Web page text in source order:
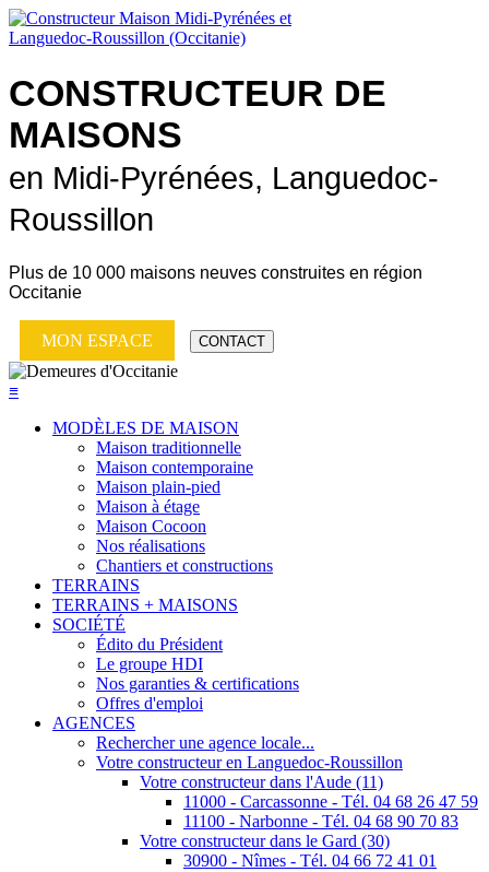
CONSTRUCTEUR DE
MAISONS
en Midi-Pyrénées, Languedoc-
Roussillon
Plus de 10 000 maisons neuves construites en région
Occitanie
MON ESPACE CONTACT
≡
MODÈLES DE MAISON
Maison traditionnelle
Maison contemporaine
Maison plain-pied
Maison à étage
Maison Cocoon
Nos réalisations
Chantiers et constructions
TERRAINS
TERRAINS + MAISONS
SOCIÉTÉ
Édito du Président
Le groupe HDI
Nos garanties & certifications
Offres d'emploi
AGENCES
Rechercher une agence locale...
Votre constructeur en Languedoc-Roussillon
Votre constructeur dans l'Aude (11)
11000 - Carcassonne - Tél. 04 68 26 47 59
11100 - Narbonne - Tél. 04 68 90 70 83
Votre constructeur dans le Gard (30)
30900 - Nîmes - Tél. 04 66 72 41 01